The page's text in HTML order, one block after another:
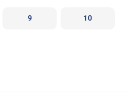
9 10